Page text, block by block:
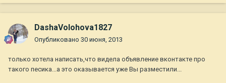
DashaVolohova1827
Опубликовано 30 июня, 2013
только хотела написать,что видела объявление вконтакте про
такого песика...а это оказывается уже Вы разместили...